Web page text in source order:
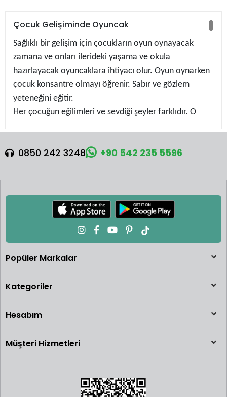
Çocuk Gelişiminde Oyuncak
Sağlıklı bir gelişim için çocukların oyun oynayacak
zamana ve onları ilerideki yaşama ve okula
hazırlayacak oyuncaklara ihtiyacı olur. Oyun oynarken
çocuk konsantre olmayı öğrenir. Sabır ve gözlem
yeteneğini eğitir.
Her çocuğun eğilimleri ve sevdiği şeyler farklıdır. O
geliştirdiğini belli eder.
başınızda, sarılıp uyuyabileceğiniz arkadaşlar. Bu sadık
dostlara bütün sevinç ve üzüntünüzü anlatabilirsiniz.
gücü, dil becerileri, sosyal davranışları ve özgüveni
çocuklar çılgına döner. Topu kendisi harekete geçirmek
Top oyunları duyuları algılama, konsantrasyon ve tepki
0850 242 3248 +90 542 235 5596
Popüler Markalar
Kategoriler
Hesabım
Müşteri Hizmetleri